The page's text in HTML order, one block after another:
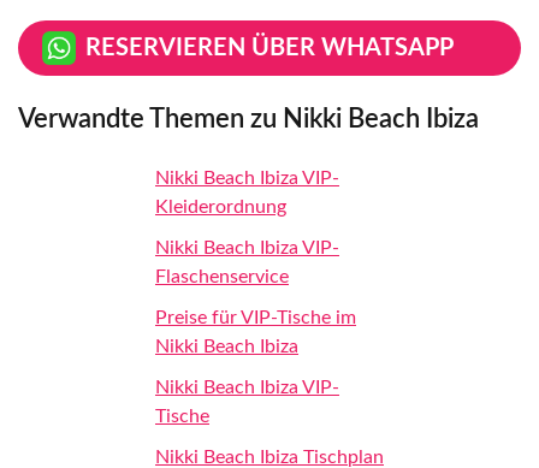
RESERVIEREN ÜBER WHATSAPP
Verwandte Themen zu Nikki Beach Ibiza
Nikki Beach Ibiza VIP-
Kleiderordnung
Nikki Beach Ibiza VIP-
Flaschenservice
Preise für VIP-Tische im
Nikki Beach Ibiza
Nikki Beach Ibiza VIP-
Tische
Nikki Beach Ibiza Tischplan